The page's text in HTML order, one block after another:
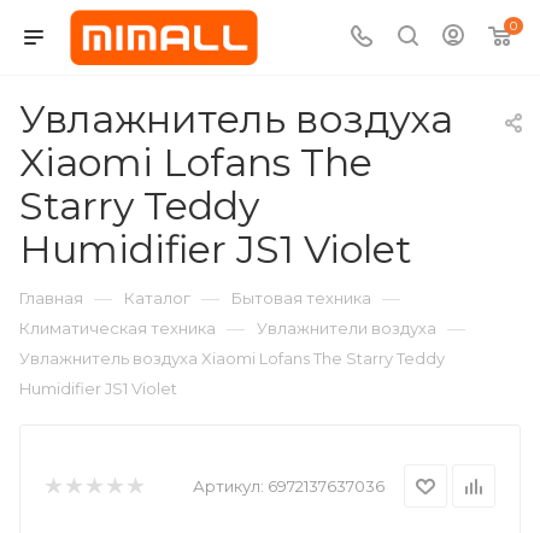
0
Увлажнитель воздуха
Xiaomi Lofans The
Starry Teddy
Humidifier JS1 Violet
Главная — Каталог — Бытовая техника —
Климатическая техника — Увлажнители воздуха —
Увлажнитель воздуха Xiaomi Lofans The Starry Teddy
Humidifier JS1 Violet
Артикул: 6972137637036